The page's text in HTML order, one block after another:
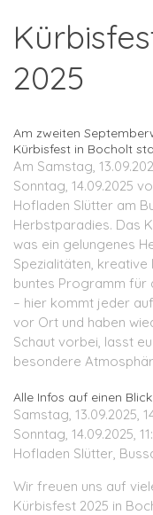
2025
Am zweiten
Kürbisfest in Bocholt
Am Samstag,
Sonntag, 14.09.2025
Hofladen Slütter am
Herbstparadies. Das
was ein gelungenes
Spezialitäten, kreative
buntes Programm für
– hier kommt jeder
vor Ort und haben
Schaut vorbei, lasst
besondere
Alle Infos auf einen Blick
Samstag, 13.09.2025,
Sonntag, 14.09.2025,
Hofladen Slütter,
Wir freuen uns auf
Kürbisfest 2025 in